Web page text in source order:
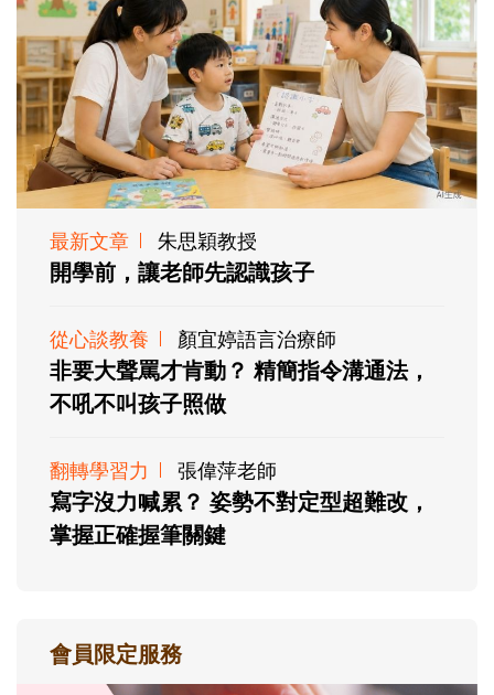
最新文章 朱思穎教授
開學前，讓老師先認識孩子
從心談教養 顏宜婷語言治療師
非要大聲罵才肯動？ 精簡指令溝通法，
不吼不叫孩子照做
翻轉學習力 張偉萍老師
寫字沒力喊累？ 姿勢不對定型超難改，
掌握正確握筆關鍵
會員限定服務